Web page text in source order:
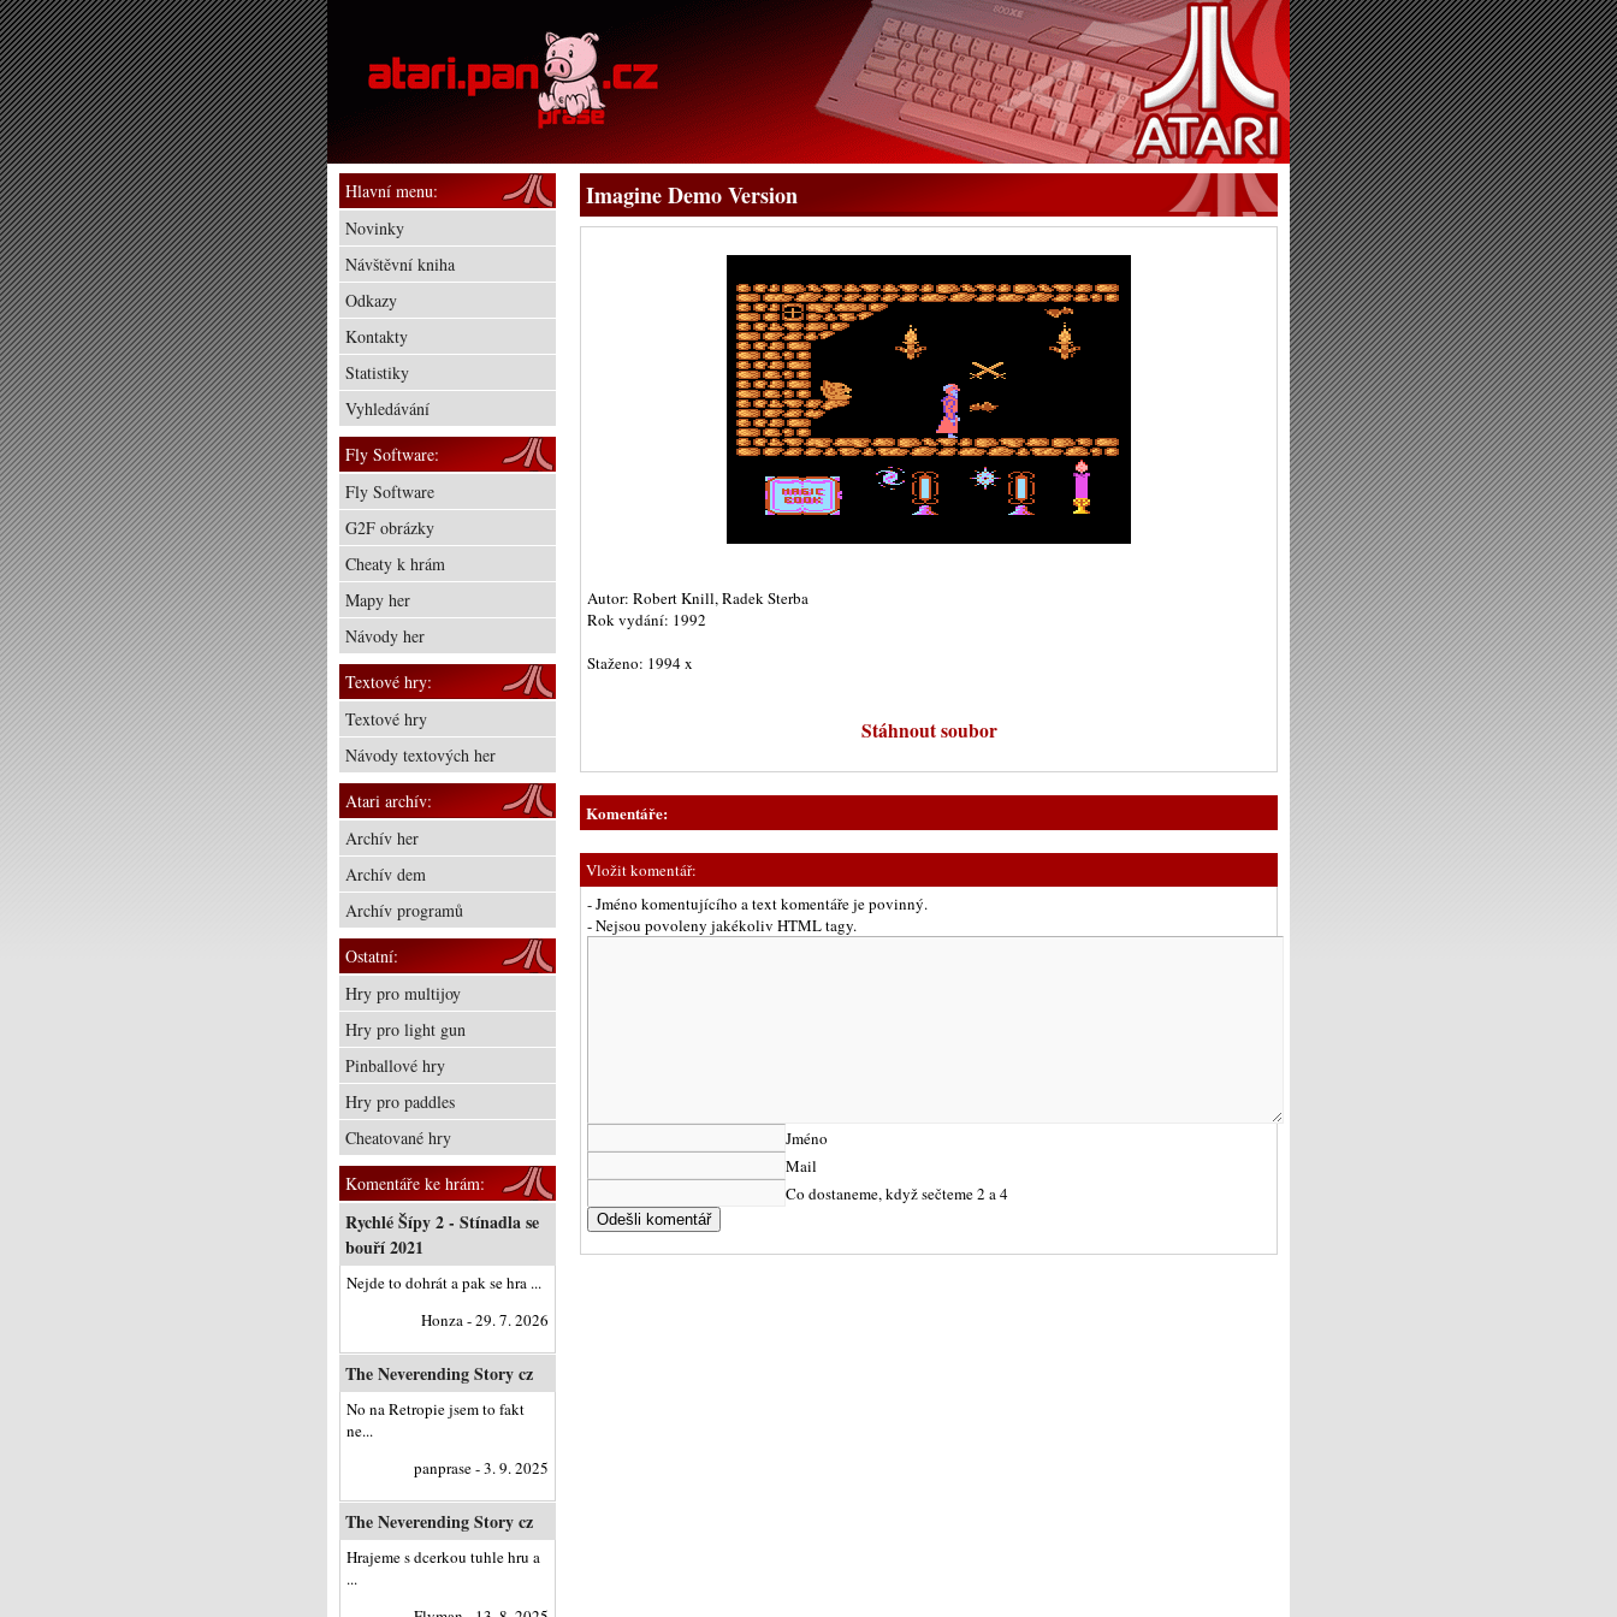
Imagine Demo Version
Autor: Robert Knill, Radek Sterba
Rok vydání: 1992
Staženo: 1994 x
Stáhnout soubor
Komentáře:
Vložit komentář:
- Jméno komentujícího a text komentáře je povinný.
- Nejsou povoleny jakékoliv HTML tagy.
Jméno
Mail
Co dostaneme, když sečteme 2 a 4
Hlavní menu:
Novinky
Návštěvní kniha
Odkazy
Kontakty
Statistiky
Vyhledávání
Fly Software:
Fly Software
G2F obrázky
Cheaty k hrám
Mapy her
Návody her
Textové hry:
Textové hry
Návody textových her
Atari archív:
Archív her
Archív dem
Archív programů
Ostatní:
Hry pro multijoy
Hry pro light gun
Pinballové hry
Hry pro paddles
Cheatované hry
Komentáře ke hrám:
Rychlé Šípy 2 - Stínadla se
bouří 2021
Nejde to dohrát a pak se hra ...
Honza - 29. 7. 2026
The Neverending Story cz
No na Retropie jsem to fakt
ne...
panprase - 3. 9. 2025
The Neverending Story cz
Hrajeme s dcerkou tuhle hru a
...